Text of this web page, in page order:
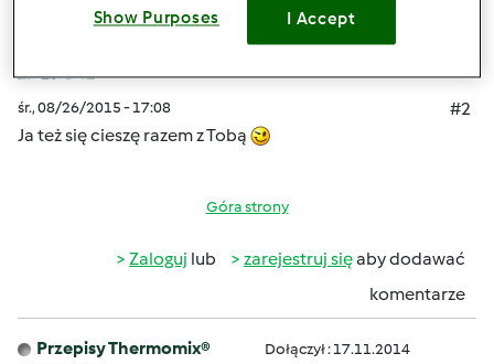
śr., 08/26/2015 - 17:08
#2
Ja też się cieszę razem z Tobą
Góra strony
Zaloguj lub zarejestruj sięaby dodawać
komentarze
Przepisy Thermomix® Dołączył : 17.11.2014
Show Purposes I Accept